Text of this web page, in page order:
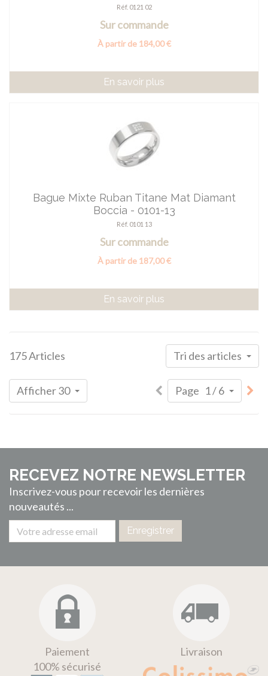
Réf. 0121 02
Sur commande
À partir de 184,00 €
En savoir plus
Bague Mixte Ruban Titane Mat Diamant
Boccia - 0101-13
Réf. 0101 13
Sur commande
À partir de 187,00 €
En savoir plus
175 Articles Tri des articles
Afficher 30 Page 1 / 6
RECEVEZ NOTRE NEWSLETTER
Inscrivez-vous pour recevoir les dernières
nouveautés ...
Enregistrer
Paiement
100% sécurisé
Livraison